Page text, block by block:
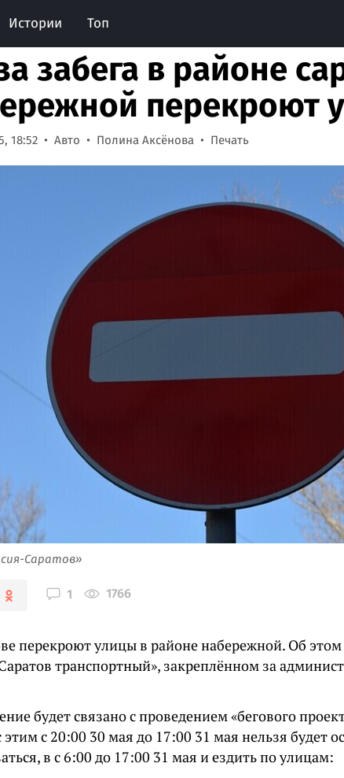
Истории Топ
забега в районе
перекроют
18:52 Авто Полина Аксёнова Печать
Саратов»
1 1766
перекроют улицы в районе набережной. Об
транспортный», закреплённом за
будет связано с проведением «бегового
этим с 20:00 30 мая до 17:00 31 мая нельзя будет
в с 6:00 до 17:00 31 мая и ездить по улицам: